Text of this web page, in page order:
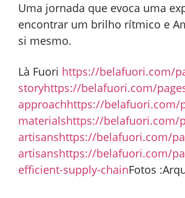
Uma jornada que evoca uma
encontrar um brilho rítmico e
si mesmo.
Là Fuori https://belafuori.com/
storyhttps://belafuori.com/
approachhttps://belafuori.com/
materialshttps://belafuori.com/
artisanshttps://belafuori.com/
artisanshttps://belafuori.com/
efficient-supply-chainFotos